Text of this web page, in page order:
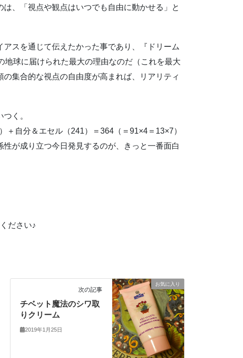
、「視点や観点はいつでも自由に動かせる」と
スを通じて伝えたかった事であり、『ドリーム
球に届けられた最大の理由なのだ（これを最大
の集合的な視点の自由度が高まれば、リアリティ
く。
自分＆エセル（241）＝364（＝91×4＝13×7）
が成り立つ今日発見するのが、きっと一番面白
ださい♪
お気に入り
次の記事
チベット魔法のシワ取
りクリーム
2019年1月25日